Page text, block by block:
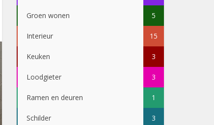
Groen wonen 5
Interieur 15
Keuken 3
Loodgieter 3
Ramen en deuren 1
Schilder 3